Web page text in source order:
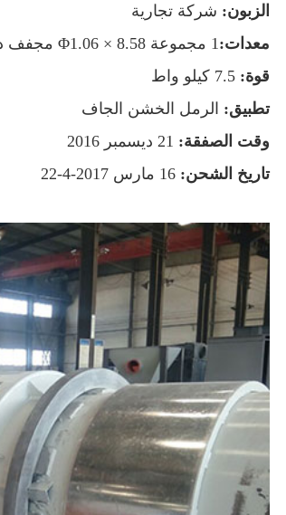
الزبون: شركة تجارية
معدات: 1 مجموعة Φ1.06 × 8.58 مجفف دوار مخصص
قوة:
تطبيق: الرمل الخشن الجاف
وقت الصفقة: 21 ديسمبر 2016
تاريخ الشحن: 16 مارس 2017-4-22